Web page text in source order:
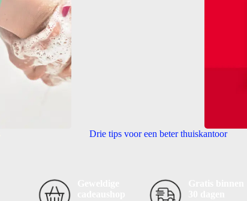
Drie tips voor een beter thuiskantoor